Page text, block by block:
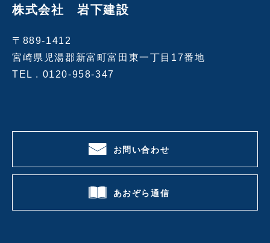
株式会社 岩下建設
〒889-1412
宮崎県児湯郡新富町富田東一丁目17番地
TEL . 0120-958-347
お問い合わせ
あおぞら通信